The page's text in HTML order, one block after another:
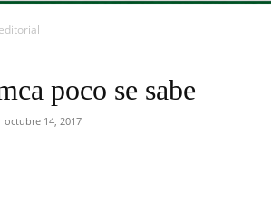
poco se sabe
octubre 14, 2017